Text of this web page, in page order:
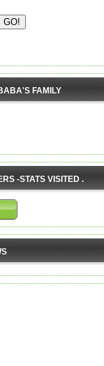
FAMILY
-STATS VISITED .